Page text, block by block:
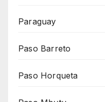
Paraguay
Paso Barreto
Paso Horqueta